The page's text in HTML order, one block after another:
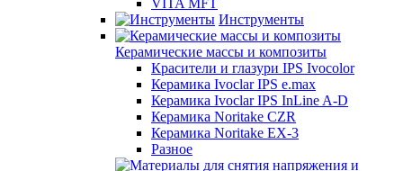
VITA MFT
Инструменты
Керамические массы и композиты
Красители и глазури IPS Ivocolor
Керамика Ivoclar IPS e.max
Керамика Ivoclar IPS InLine A-D
Керамика Noritake CZR
Керамика Noritake EX-3
Разное